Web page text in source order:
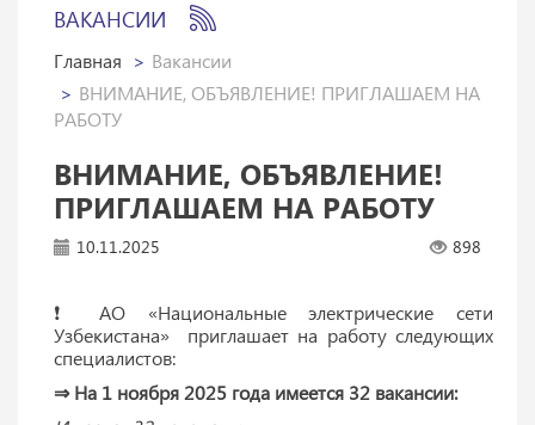
ВАКАНСИИ
Главная
Вакансии
ВНИМАНИЕ, ОБЪЯВЛЕНИЕ! ПРИГЛАШАЕМ НА
РАБОТУ
ВНИМАНИЕ, ОБЪЯВЛЕНИЕ!
ПРИГЛАШАЕМ НА РАБОТУ
10.11.2025 898
❗️ АО «Национальные электрические сети
Узбекистана» приглашает на работу следующих
специалистов:
⇒ На 1 ноября 2025 года имеется 32 вакансии: